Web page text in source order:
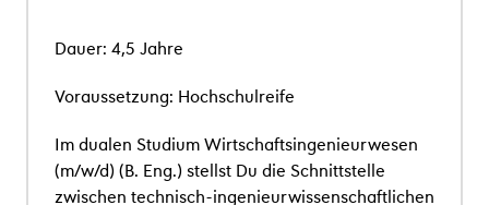
Dauer: 4,5 Jahre
Voraussetzung: Hochschulreife
Im dualen Studium Wirtschaftsingenieurwesen
(m/w/d) (B. Eng.) stellst Du die Schnittstelle
zwischen technisch-ingenieurwissenschaftlichen